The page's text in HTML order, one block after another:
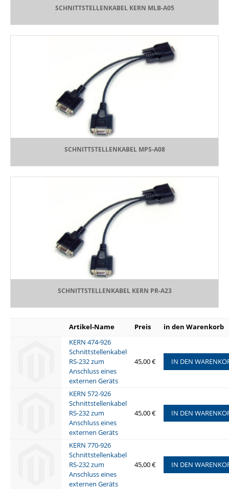
SCHNITTSTELLENKABEL KERN MLB-A05
SCHNITTSTELLENKABEL MPS-A08
SCHNITTSTELLENKABEL KERN PR-A23
Artikel-Name Preis
in den Warenkorb
KERN 474-926
Schnittstellenkabel
RS-232 zum
Anschluss eines
externen Geräts
45,00 € IN DEN
KERN 572-926
Schnittstellenkabel
RS-232 zum
Anschluss eines
externen Geräts
45,00 € IN DEN
KERN 770-926
Schnittstellenkabel
RS-232 zum
Anschluss eines
externen Geräts
45,00 € IN DEN